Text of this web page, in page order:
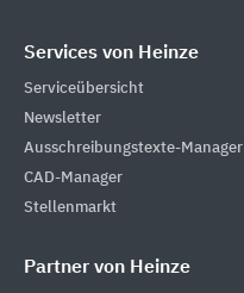
Services von Heinze
Serviceübersicht
Newsletter
Ausschreibungstexte-Manager
CAD-Manager
Stellenmarkt
Partner von Heinze